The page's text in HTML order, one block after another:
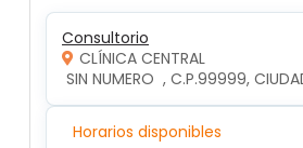
Consultorio
CLÍNICA CENTRAL
SIN NUMERO  , C.P.99999,
Horarios disponibles